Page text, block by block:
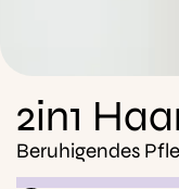
2in1
Beruhigendes